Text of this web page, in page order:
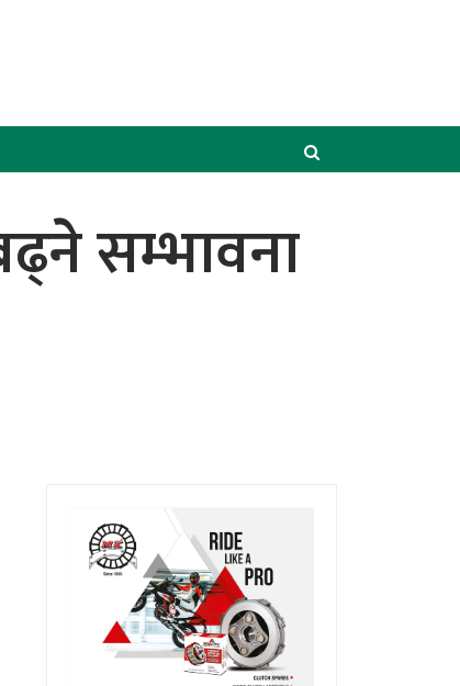
सम्भावना